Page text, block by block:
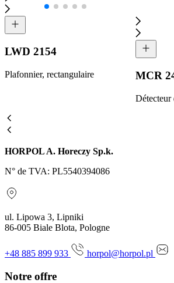
LWD 2154
Plafonnier, rectangulaire MCR
Détecteur
HORPOL A. Horeczy Sp.k.
N° de TVA: PL5540394086
ul. Lipowa 3, Lipniki
86-005 Biale Blota, Pologne
+48 885 899 933 horpol@horpol.pl
Notre offre